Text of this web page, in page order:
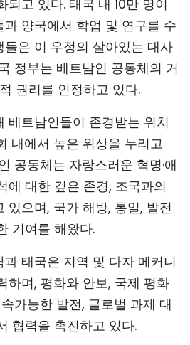
되고 있다. 태국 내 10만 명이
양국에서 학업 및 연구를 수
은 이 우정의 살아있는 대사
정부는 베트남인 공동체의 거
권리를 인정하고 있다.
베트남인들이 존경받는 위치
내에서 높은 위상을 누리고
공동체는 자랑스러운 혁명·애
에 대한 깊은 존경, 조국과의
있으며, 국가 해방, 통일, 발전
기여를 해왔다.
태국은 지역 및 다자 메커니
하며, 평화와 안보, 국제 평화
가능한 발전, 글로벌 과제 대
협력을 촉진하고 있다.